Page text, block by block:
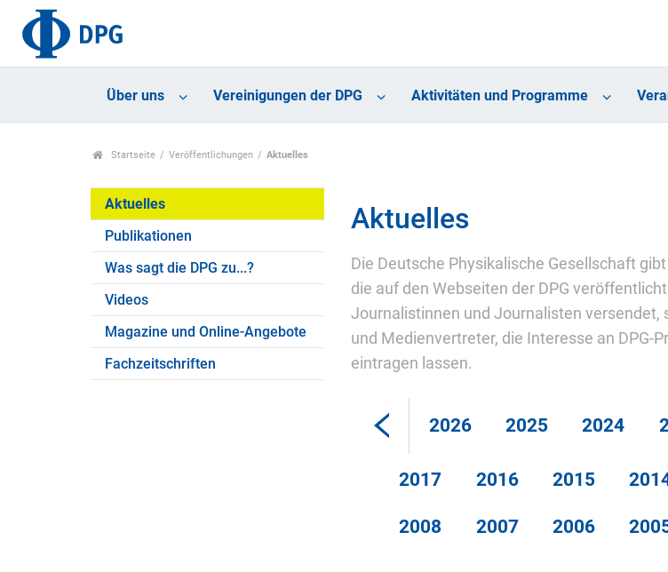
Über uns Vereinigungen der DPG Aktivitäten und Programme
Startseite Veröffentlichungen Aktuelles
Aktuelles
Publikationen
Was sagt die DPG zu...?
Videos
Magazine und Online-Angebote
Fachzeitschriften
Aktuelles
Die Deutsche Physikalische Gesellschaft
die auf den Webseiten der DPG
Journalistinnen und Journalisten versendet,
und Medienvertreter, die Interesse an DPG-
eintragen lassen.
2026 2025 2024
2017 2016 2015
2008 2007 2006